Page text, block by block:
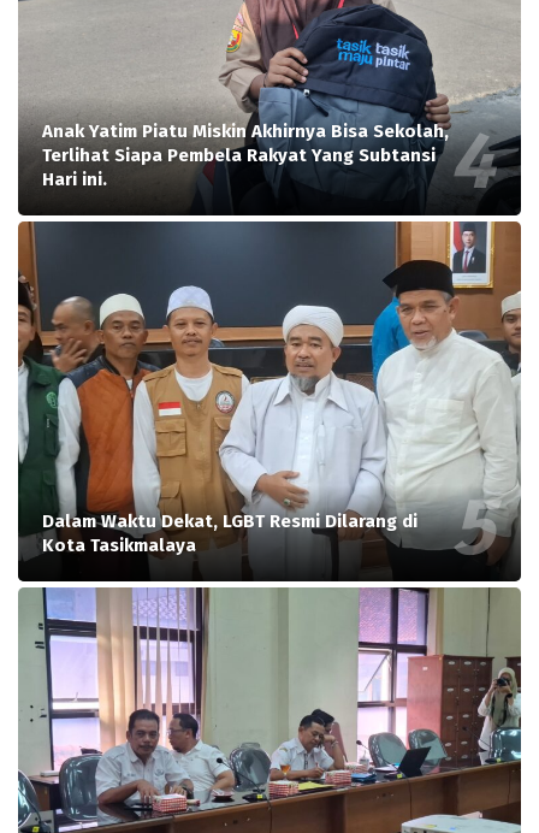
Anak Yatim Piatu Miskin Akhirnya Bisa Sekolah,
Terlihat Siapa Pembela Rakyat Yang Subtansi
Hari ini.
Dalam Waktu Dekat, LGBT Resmi Dilarang di
Kota Tasikmalaya